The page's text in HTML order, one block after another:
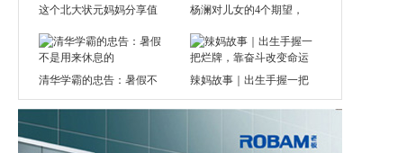
这个北大状元妈妈分享值 杨澜对儿女的4个期望，
清华学霸的忠告：暑假不 辣妈故事｜出生手握一把